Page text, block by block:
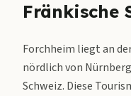
Fränkische
Forchheim liegt an
nördlich von
Schweiz. Diese